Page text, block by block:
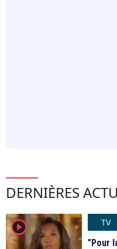
DERNIÈRES
player2
TV
"Pour